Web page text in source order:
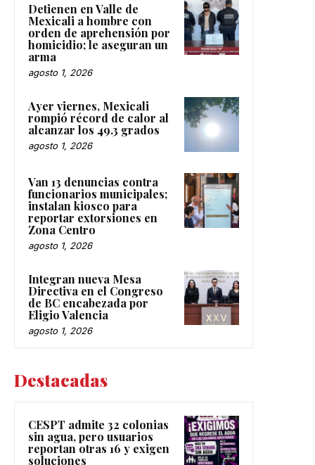
Detienen en Valle de
Mexicali a hombre con
orden de aprehensión por
homicidio; le aseguran un
arma
agosto 1, 2026
Ayer viernes, Mexicali
rompió récord de calor al
alcanzar los 49.3 grados
agosto 1, 2026
Van 13 denuncias contra
funcionarios municipales;
instalan kiosco para
reportar extorsiones en
Zona Centro
agosto 1, 2026
Integran nueva Mesa
Directiva en el Congreso
de BC encabezada por
Eligio Valencia
agosto 1, 2026
Destacadas
CESPT admite 32 colonias
sin agua, pero usuarios
reportan otras 16 y exigen
soluciones